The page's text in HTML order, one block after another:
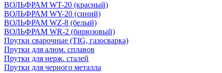
ВОЛЬФРАМ WT-20 (красный)
ВОЛЬФРАМ WY-20 (синий)
ВОЛЬФРАМ WZ-8 (белый)
ВОЛЬФРАМ WR-2 (бирюзовый)
Прутки сварочные (TIG, газосварка)
Прутки для алюм. сплавов
Прутки для нерж. сталей
Прутки для черного металла